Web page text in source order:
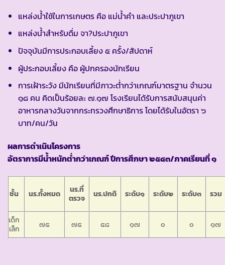
แหล่งน้ำใช้ในการเกษตร คือ แม่น้ำคำ และประปาภูเขา
แหล่งน้ำสำหรับดื่ม จา?ประปาภูเขา
ปัจจุบันมีการประกอบเลี้ยง ๕ ครั้ง/สัปดาห์
ผู้ประกอบเลี้ยง คือ ผู้ปกครองนักเรียน
การเฝ้าระวัง มีนักเรียนที่มีภาวะต่ำกว่าเกณฑ์มาตรฐาน จำนวน
๑๘ คน คิดเป็นร้อยละ ๗.๑๗ โรงเรียนได้รับการสนับสนุนค่า
อาหารกลางวันจากกระทรวงศึกษาธิการ โดยได้รับในอัตรา ๖
บาท/คน/วัน
ผลการดำเนินโครงการ
อัตราการมีน้ำหนักต่ำกว่าเกณฑ์ ปีการศึกษา ๒๕๔๓/ภาคเรียนที่ ๑
ชั้น นร.ทั้งหมด
นร.ที่
ตรวจ
นร.ปกติ ระดับ๑ ระดับ๒ ระดับ๓ รวม
เด็ก
เล็ก
๗๕ ๗๕ ๕๘ ๑๗ ๐ ๐ ๑๗